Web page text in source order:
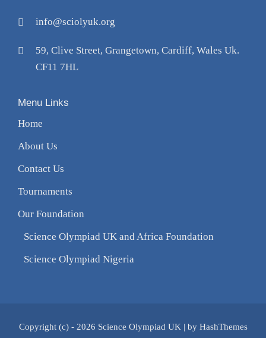
info@sciolyuk.org
59, Clive Street, Grangetown, Cardiff, Wales Uk.
CF11 7HL
Menu Links
Home
About Us
Contact Us
Tournaments
Our Foundation
Science Olympiad UK and Africa Foundation
Science Olympiad Nigeria
Copyright (c) - 2026 Science Olympiad UK | by HashThemes